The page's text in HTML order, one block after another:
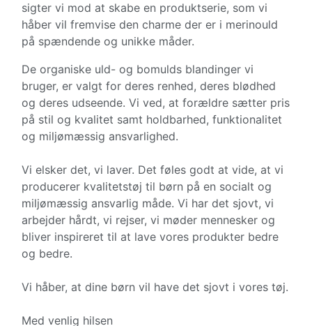
sigter vi mod at skabe en produktserie, som vi
håber vil fremvise den charme der er i merinould
på spændende og unikke måder.
De organiske uld- og bomulds blandinger vi
bruger, er valgt for deres renhed, deres blødhed
og deres udseende. Vi ved, at forældre sætter pris
på stil og kvalitet samt holdbarhed, funktionalitet
og miljømæssig ansvarlighed.
Vi elsker det, vi laver. Det føles godt at vide, at vi
producerer kvalitetstøj til børn på en socialt og
miljømæssig ansvarlig måde. Vi har det sjovt, vi
arbejder hårdt, vi rejser, vi møder mennesker og
bliver inspireret til at lave vores produkter bedre
og bedre.
Vi håber, at dine børn vil have det sjovt i vores tøj.
Med venlig hilsen